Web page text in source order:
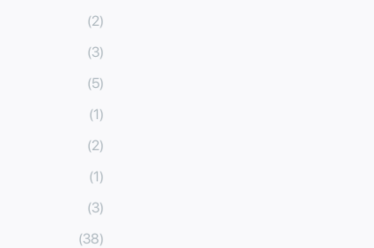
(2)
(3)
(5)
(1)
(2)
(1)
(3)
(38)